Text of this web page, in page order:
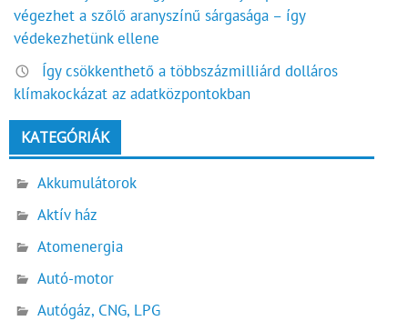
végezhet a szőlő aranyszínű sárgasága – így
védekezhetünk ellene
Így csökkenthető a többszázmilliárd dolláros
klímakockázat az adatközpontokban
KATEGÓRIÁK
Akkumulátorok
Aktív ház
Atomenergia
Autó-motor
Autógáz, CNG, LPG